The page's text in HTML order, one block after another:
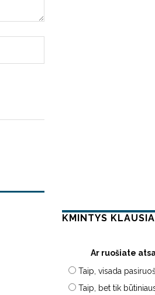
KMINTYS KLAUSIA
Ar ruošiate
Taip, visada
Taip, bet tik